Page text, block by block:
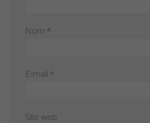
Nom *
E-mail *
Site web